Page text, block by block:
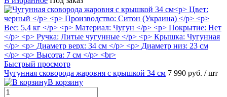
Быстрый просмотр
Чугунная сковорода жаровня с крышкой 34 см 7 990 руб. / шт
В корзину